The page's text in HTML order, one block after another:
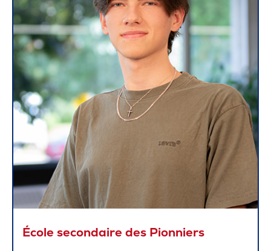
École secondaire des Pionniers